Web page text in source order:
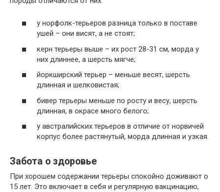
у норфолк-терьеров разница только в поставе
ушей – они висят, а не стоят;
керн терьеры выше – их рост 28-31 см, морда у
них длиннее, а шерсть мягче;
йоркширский терьер – меньше весят, шерсть
длинная и шелковистая;
бивер терьеры меньше по росту и весу, шерсть
длинная, в окрасе много белого;
у австралийских терьеров в отличие от норвичей
корпус более растянутый, морда длинная и узкая.
Забота о здоровье
При хорошем содержании терьеры спокойно доживают о
15 лет. Это включает в себя и регулярную вакцинацию,